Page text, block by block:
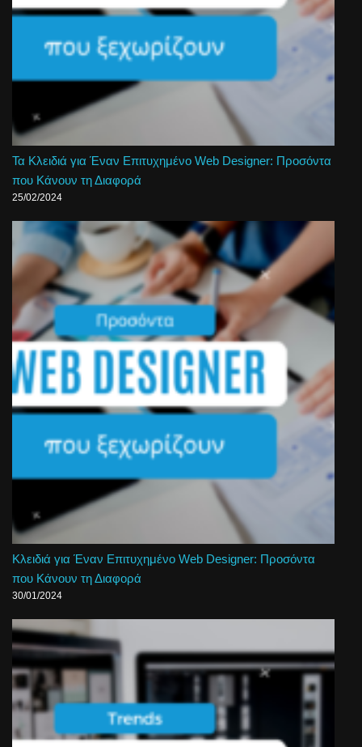
Τα Κλειδιά για Έναν Επιτυχημένο Web Designer: Προσόντα
που Κάνουν τη Διαφορά
25/02/2024
Κλειδιά για Έναν Επιτυχημένο Web Designer: Προσόντα
που Κάνουν τη Διαφορά
30/01/2024